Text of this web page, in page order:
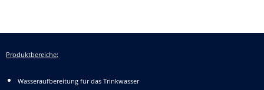
Produktbereiche:
Wasseraufbereitung für das Trinkwasser